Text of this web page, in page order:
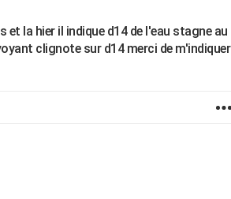
la hier il indique d14 de l'eau stagne au
clignote sur d14 merci de m'indiquer